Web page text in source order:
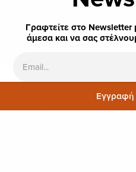
Γραφτείτε στο
άμεσα και να σας